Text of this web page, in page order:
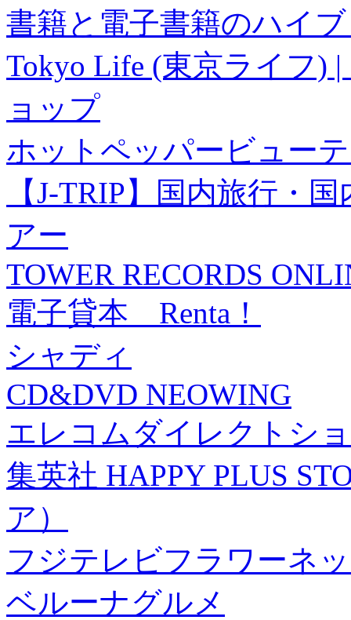
書籍と電子書籍のハイ
Tokyo Life (東京ライフ)
ョップ
ホットペッパービュー
【J-TRIP】国内旅行・
アー
TOWER RECORDS
電子貸本 Renta！
シャディ
CD&DVD NEOWING
エレコムダイレクトシ
集英社 HAPPY PLUS
ア）
フジテレビフラワーネ
ベルーナグルメ